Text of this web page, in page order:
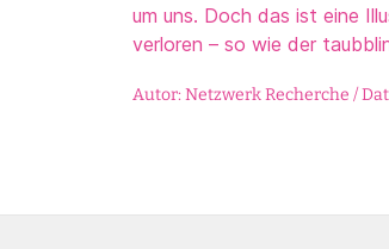
um uns. Doch das ist eine
verloren – so wie der
Autor: Netzwerk Recherche /